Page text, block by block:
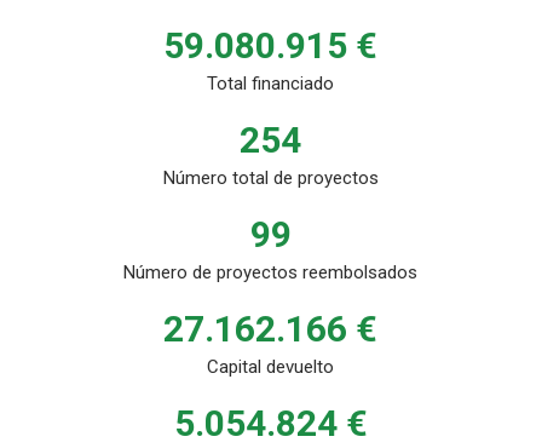
59.080.915 €
Total financiado
254
Número total de proyectos
99
Número de proyectos reembolsados
27.162.166 €
Capital devuelto
5.054.824 €